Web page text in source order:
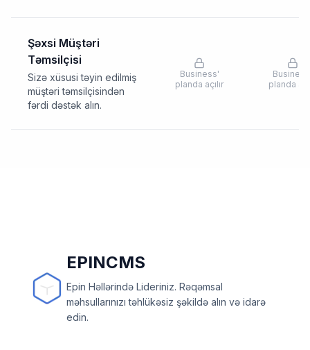
Şəxsi Müştəri
Təmsilçisi
Sizə xüsusi təyin edilmiş
müştəri təmsilçisindən
fərdi dəstək alın.
Business'
planda açılır
Business
planda
EPINCMS
Epin Həllərində Lideriniz. Rəqəmsal
məhsullarınızı təhlükəsiz şəkildə alın və idarə
edin.